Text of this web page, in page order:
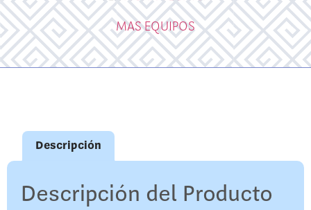
MAS EQUIPOS
Descripción
Descripción del Producto